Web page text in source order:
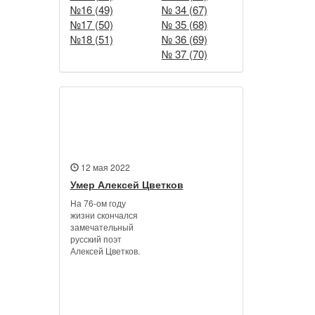
№16 (49)
№17 (50)
№18 (51)
№ 34 (67)
№ 35 (68)
№ 36 (69)
№ 37 (70)
12 мая 2022
Умер Алексей Цветков
На 76-ом году
жизни скончался
замечательный
русский поэт
Алексей Цветков.